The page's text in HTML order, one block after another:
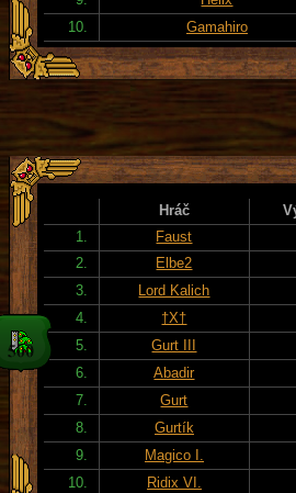
10.
Gamahiro
Hráč
1.
Faust
2.
Elbe2
3.
Lord Kalich
4.
†X†
5.
Gurt III
6.
Abadir
7.
Gurt
8.
Gurtík
9.
Magico I.
10.
Ridix VI.